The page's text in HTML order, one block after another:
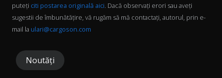
puteți citi postarea originală aici. Dacă observați erori sau aveți
sugestii de îmbunătățire, vă rugăm să mă contactați, autorul, prin e-
mail la ulari@cargoson.com
Noutăți